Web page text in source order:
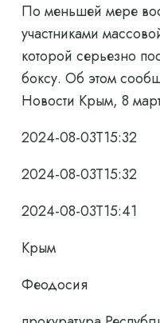
По меньшей мере
участниками
которой серьезно
боксу. Об этом
Новости Крым, 8
2024-08-03T15:32
2024-08-03T15:32
2024-08-03T15:41
Крым
Феодосия